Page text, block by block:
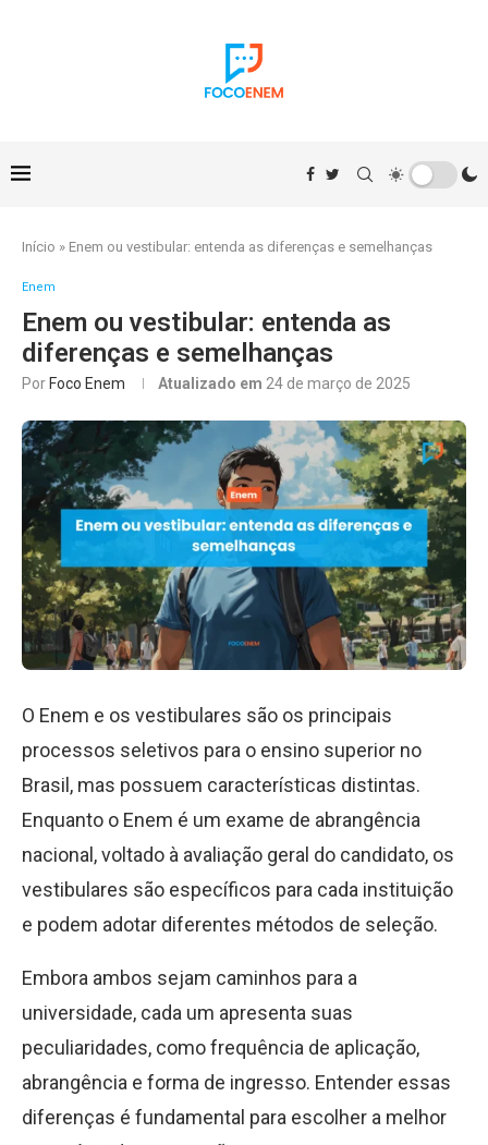
Início » Enem ou vestibular: entenda as diferenças e semelhanças
Enem
Enem ou vestibular: entenda as
diferenças e semelhanças
Por Foco Enem Atualizado em 24 de março de 2025
O Enem e os vestibulares são os principais
processos seletivos para o ensino superior no
Brasil, mas possuem características distintas.
Enquanto o Enem é um exame de abrangência
nacional, voltado à avaliação geral do candidato, os
vestibulares são específicos para cada instituição
e podem adotar diferentes métodos de seleção.
Embora ambos sejam caminhos para a
universidade, cada um apresenta suas
peculiaridades, como frequência de aplicação,
abrangência e forma de ingresso. Entender essas
diferenças é fundamental para escolher a melhor